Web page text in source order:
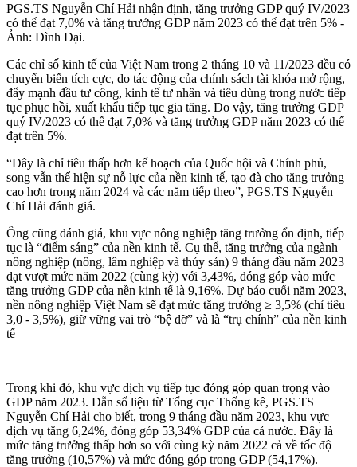
PGS.TS Nguyễn Chí Hải nhận định, tăng trưởng GDP quý IV/2023
có thể đạt 7,0% và tăng trưởng GDP năm 2023 có thể đạt trên 5% -
Ảnh: Đình Đại.
Các chỉ số kinh tế của Việt Nam trong 2 tháng 10 và 11/2023 đều có
chuyển biến tích cực, do tác động của chính sách tài khóa mở rộng,
đẩy mạnh đầu tư công, kinh tế tư nhân và tiêu dùng trong nước tiếp
tục phục hồi, xuất khẩu tiếp tục gia tăng. Do vậy, tăng trưởng GDP
quý IV/2023 có thể đạt 7,0% và tăng trưởng GDP năm 2023 có thể
đạt trên 5%.
“Đây là chỉ tiêu thấp hơn kế hoạch của Quốc hội và Chính phủ,
song vẫn thể hiện sự nỗ lực của nền kinh tế, tạo đà cho tăng trưởng
cao hơn trong năm 2024 và các năm tiếp theo”, PGS.TS Nguyễn
Chí Hải đánh giá.
Ông cũng đánh giá, khu vực nông nghiệp tăng trưởng ổn định, tiếp
tục là “điểm sáng” của nền kinh tế. Cụ thể, tăng trưởng của ngành
nông nghiệp (nông, lâm nghiệp và thủy sản) 9 tháng đầu năm 2023
đạt vượt mức năm 2022 (cùng kỳ) với 3,43%, đóng góp vào mức
tăng trưởng GDP của nền kinh tế là 9,16%. Dự báo cuối năm 2023,
nền nông nghiệp Việt Nam sẽ đạt mức tăng trưởng ≥ 3,5% (chỉ tiêu
3,0 - 3,5%), giữ vững vai trò “bệ đỡ” và là “trụ chính” của nền kinh
tế
Trong khi đó, khu vực dịch vụ tiếp tục đóng góp quan trọng vào
GDP năm 2023. Dẫn số liệu từ Tổng cục Thống kê, PGS.TS
Nguyễn Chí Hải cho biết, trong 9 tháng đầu năm 2023, khu vực
dịch vụ tăng 6,24%, đóng góp 53,34% GDP của cả nước. Đây là
mức tăng trưởng thấp hơn so với cùng kỳ năm 2022 cả về tốc độ
tăng trưởng (10,57%) và mức đóng góp trong GDP (54,17%).